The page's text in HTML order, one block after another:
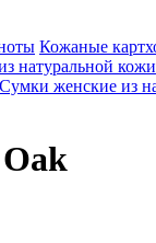
Кожаные
натуральной кожи
Сумки женские из